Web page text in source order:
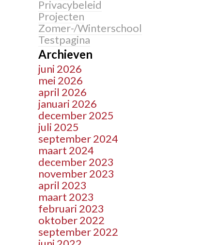
Privacybeleid
Projecten
Zomer-/Winterschool
Testpagina
Archieven
juni 2026
mei 2026
april 2026
januari 2026
december 2025
juli 2025
september 2024
maart 2024
december 2023
november 2023
april 2023
maart 2023
februari 2023
oktober 2022
september 2022